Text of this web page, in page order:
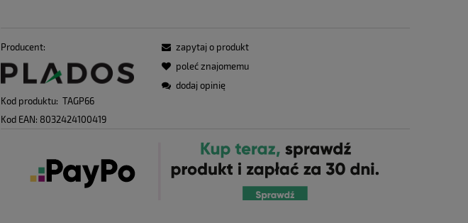
Producent:
Kod produktu: TAGP66
Kod EAN: 8032424100419
zapytaj o produkt
poleć znajomemu
dodaj opinię